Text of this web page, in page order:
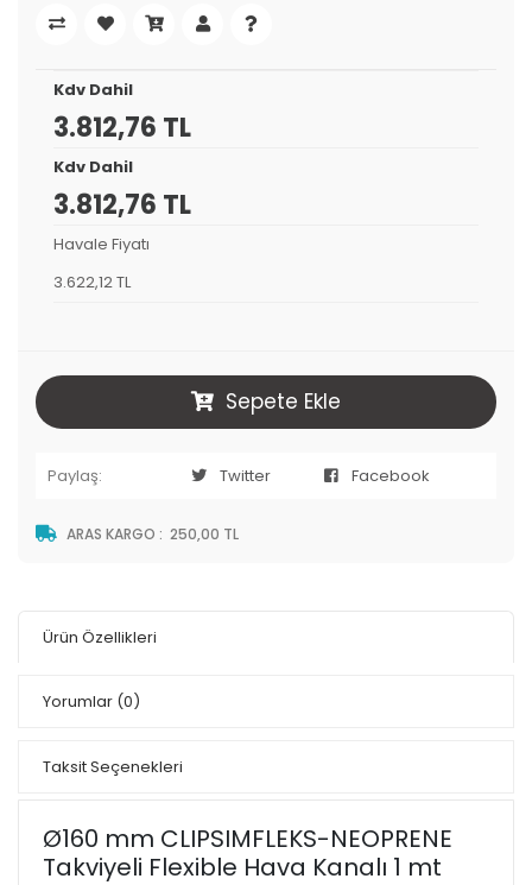
Kdv Dahil
3.812,76 TL
Kdv Dahil
3.812,76 TL
Havale Fiyatı
3.622,12 TL
Sepete Ekle
Paylaş: Twitter Facebook
ARAS KARGO : 250,00 TL
Ürün Özellikleri
Yorumlar (0)
Taksit Seçenekleri
Ø160 mm CLIPSIMFLEKS-NEOPRENE
Takviyeli Flexible Hava Kanalı 1 mt